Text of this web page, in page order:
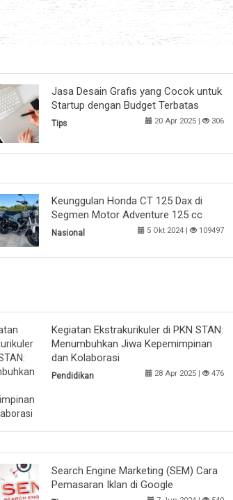
Jasa Desain Grafis yang Cocok untuk
Startup dengan Budget Terbatas
Tips 20 Apr 2025 | 306
Keunggulan Honda CT 125 Dax di
Segmen Motor Adventure 125 cc
Nasional 5 Okt 2024 | 109497
Kegiatan Ekstrakurikuler di PKN STAN:
Menumbuhkan Jiwa Kepemimpinan
dan Kolaborasi
Pendidikan 28 Apr 2025 | 476
Search Engine Marketing (SEM) Cara
Pemasaran Iklan di Google